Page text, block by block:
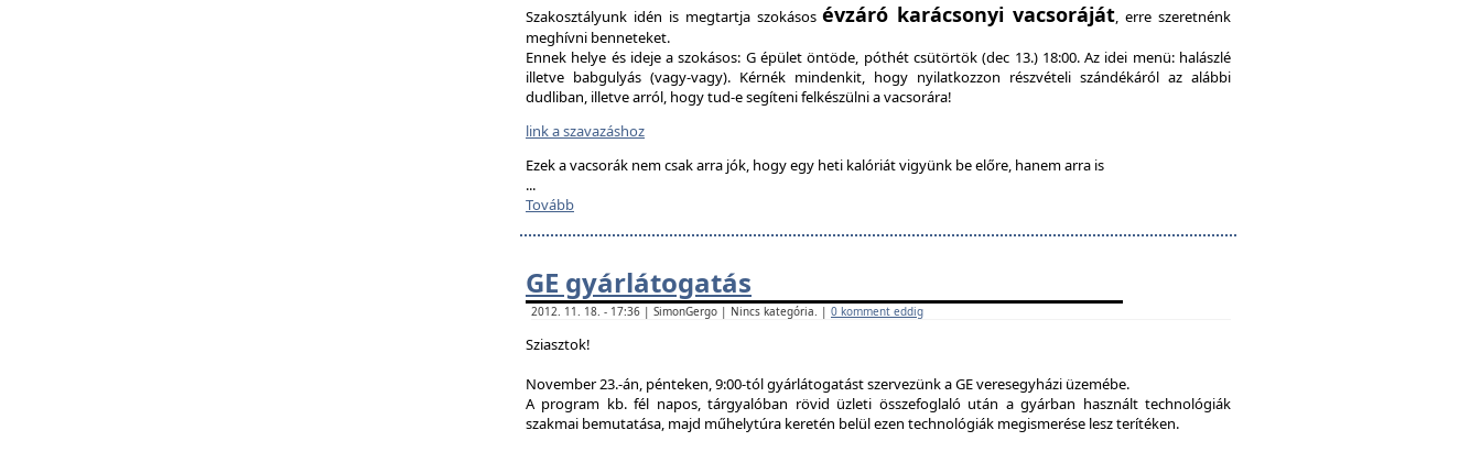
Szakosztályunk idén is megtartja szokásosévzáró karácsonyi vacsoráját, erre szeretnénk
meghívni benneteket.
Ennek helye és ideje a szokásos: G épület öntöde, póthét csütörtök (dec 13.) 18:00. Az idei menü: halászlé
illetve babgulyás (vagy-vagy). Kérnék mindenkit, hogy nyilatkozzon részvételi szándékáról az alábbi
dudliban, illetve arról, hogy tud-e segíteni felkészülni a vacsorára!
link a szavazáshoz
Ezek a vacsorák nem csak arra jók, hogy egy heti kalóriát vigyünk be előre, hanem arra is
...
Tovább
GE gyárlátogatás
2012. 11. 18. - 17:36 | SimonGergo | Nincs kategória. | 0 komment eddig
Sziasztok!
November 23.-án, pénteken, 9:00-tól gyárlátogatást szervezünk a GE veresegyházi üzemébe.
A program kb. fél napos, tárgyalóban rövid üzleti összefoglaló után a gyárban használt technológiák
szakmai bemutatása, majd műhelytúra keretén belül ezen technológiák megismerése lesz terítéken.